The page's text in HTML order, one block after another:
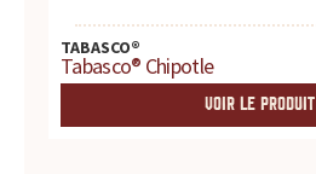
TABASCO®
Tabasco® Chipotle
VOIR LE PRODUIT